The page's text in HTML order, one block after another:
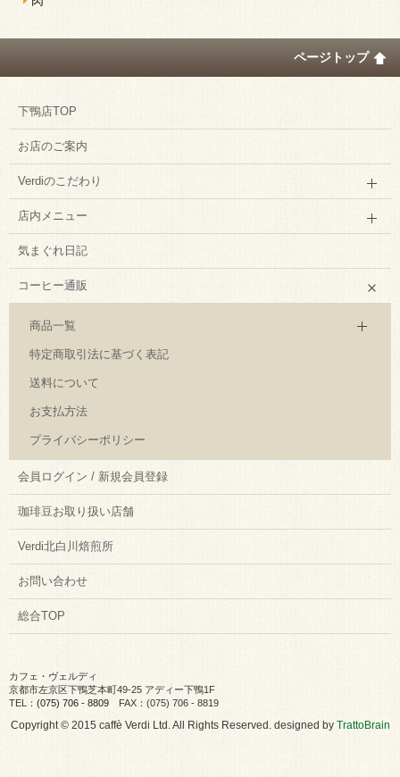
ページトップ
下鴨店TOP
お店のご案内
Verdiのこだわり
店内メニュー
気まぐれ日記
コーヒー通販
商品一覧
特定商取引法に基づく表記
送料について
お支払方法
プライバシーポリシー
会員ログイン / 新規会員登録
珈琲豆お取り扱い店舗
Verdi北白川焙煎所
お問い合わせ
総合TOP
カフェ・ヴェルディ
京都市左京区下鴨芝本町49-25 アディー下鴨1F
TEL： (075) 706 - 8809 FAX：(075) 706 - 8819
Copyright © 2015 caffè Verdi Ltd. All Rights Reserved. designed by TrattoBrain